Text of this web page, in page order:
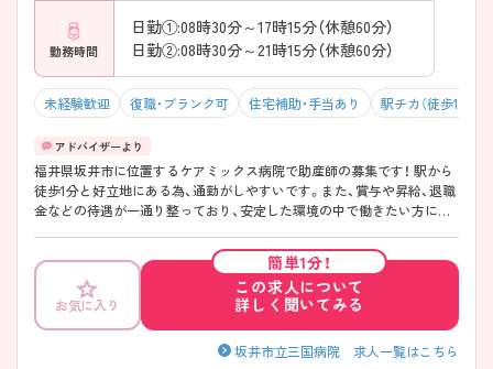
勤務時間
日勤①:08時30分～17時15分（休憩60分）
日勤②:08時30分～21時15分（休憩60分）
未経験歓迎 復職・ブランク可 住宅補助・手当あり 駅チカ（徒歩10分以
福井県坂井市に位置するケアミックス病院で助産師の募集です！ 駅から
徒歩1分と好立地にある為、通勤がしやすいです。また、賞与や昇給、退職
金などの待遇が一通り整っており、安定した環境の中で働きたい方にピ
お気に入り
簡単1分！
この求人について
詳しく聞いてみる
坂井市立三国病院 求人一覧はこちら